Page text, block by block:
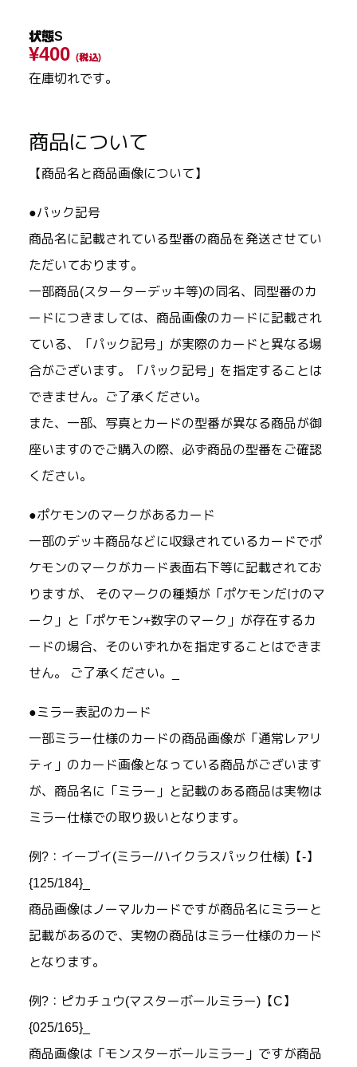
状態S
¥400 (税込)
在庫切れです。
商品について
【商品名と商品画像について】
●パック記号
商品名に記載されている型番の商品を発送させてい
ただいております。
一部商品(スターターデッキ等)の同名、同型番のカ
ードにつきましては、商品画像のカードに記載され
ている、「パック記号」が実際のカードと異なる場
合がございます。「パック記号」を指定することは
できません。ご了承ください。
また、一部、写真とカードの型番が異なる商品が御
座いますのでご購入の際、必ず商品の型番をご確認
ください。
●ポケモンのマークがあるカード
一部のデッキ商品などに収録されているカードでポ
ケモンのマークがカード表面右下等に記載されてお
りますが、 そのマークの種類が「ポケモンだけのマ
ーク」と「ポケモン+数字のマーク」が存在するカ
ードの場合、そのいずれかを指定することはできま
せん。 ご了承ください。_
●ミラー表記のカード
一部ミラー仕様のカードの商品画像が「通常レアリ
ティ」のカード画像となっている商品がございます
が、商品名に「ミラー」と記載のある商品は実物は
ミラー仕様での取り扱いとなります。
例?：イーブイ(ミラー/ハイクラスパック仕様)【-】
{125/184}_
商品画像はノーマルカードですが商品名にミラーと
記載があるので、実物の商品はミラー仕様のカード
となります。
例?：ピカチュウ(マスターボールミラー)【C】
{025/165}_
商品画像は「モンスターボールミラー」ですが商品